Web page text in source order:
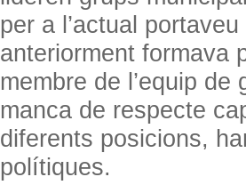
per a l’actual
anteriorment formava
membre de l’equip
manca de respecte
diferents posicions,
polítiques.